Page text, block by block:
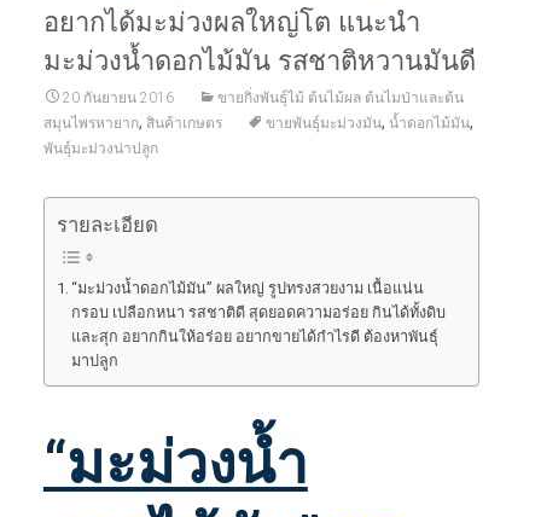
อยากได้มะม่วงผลใหญ่โต แนะนำ
มะม่วงน้ำดอกไม้มัน รสชาติหวานมันดี
20 กันยายน 2016
ขายกิ่งพันธุ์ไม้ ต้นไม้ผล ต้นไมป่าและต้น
สมุนไพรหายาก, สินค้าเกษตร ขายพันธุ์มะม่วงมัน, น้ำดอกไม้มัน,
พันธุ์มะม่วงน่าปลูก
รายละเอียด
“มะม่วงน้ำดอกไม้มัน” ผลใหญ่ รูปทรงสวยงาม เนื้อแน่น
กรอบ เปลือกหนา รสชาติดี สุดยอดความอร่อย กินได้ทั้งดิบ
และสุก อยากกินให้อร่อย อยากขายได้กำไรดี ต้องหาพันธุ์
มาปลูก
“มะม่วงน้ำ